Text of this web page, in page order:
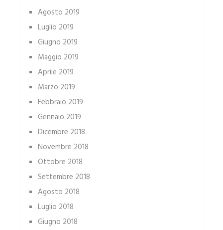
Agosto 2019
Luglio 2019
Giugno 2019
Maggio 2019
Aprile 2019
Marzo 2019
Febbraio 2019
Gennaio 2019
Dicembre 2018
Novembre 2018
Ottobre 2018
Settembre 2018
Agosto 2018
Luglio 2018
Giugno 2018